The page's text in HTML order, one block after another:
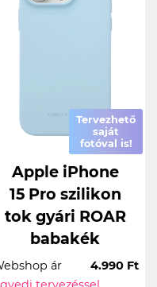
Tervezhető
saját
fotóval is!
Apple iPhone
15 Pro szilikon
tok gyári ROAR
babakék
ár
4.990 Ft